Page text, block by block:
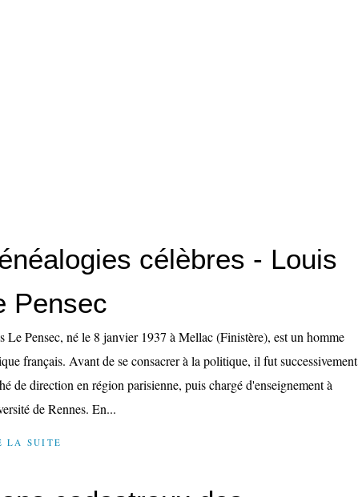
célèbres - Louis
Pensec
Le Pensec, né le 8 janvier 1937 à Mellac (Finistère), est un homme
français. Avant de se consacrer à la politique, il fut successivement
de direction en région parisienne, puis chargé d'enseignement à
de Rennes. En...
LA SUITE